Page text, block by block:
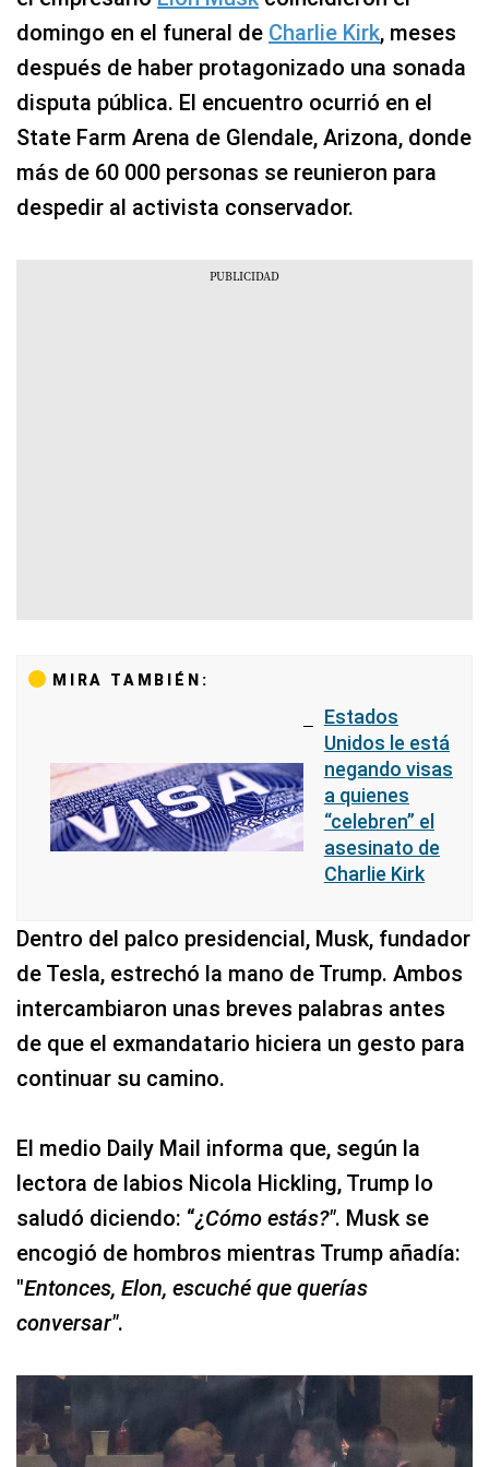
domingo en el funeral de Charlie Kirk, meses
después de haber protagonizado una sonada
disputa pública. El encuentro ocurrió en el
State Farm Arena de Glendale, Arizona, donde
más de 60 000 personas se reunieron para
despedir al activista conservador.
MIRA TAMBIÉN:
Estados
Unidos le está
negando visas
a quienes
“celebren” el
asesinato de
Charlie Kirk
Dentro del palco presidencial, Musk, fundador
de Tesla, estrechó la mano de Trump. Ambos
intercambiaron unas breves palabras antes
de que el exmandatario hiciera un gesto para
continuar su camino.
El medio Daily Mail informa que, según la
lectora de labios Nicola Hickling, Trump lo
saludó diciendo: “¿Cómo estás?". Musk se
encogió de hombros mientras Trump añadía:
"Entonces, Elon, escuché que querías
conversar".